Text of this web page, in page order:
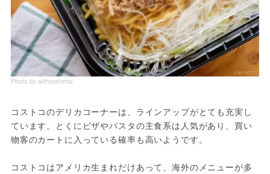
Photo by akiharahetta
コストコのデリカコーナーは、ラインアップがとても充実し
ています。とくにピザやパスタの主食系は人気があり、買い
物客のカートに入っている確率も高いようです。
コストコはアメリカ生まれだけあって、海外のメニューが多